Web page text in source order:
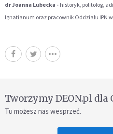
dr Joanna Lubecka - historyk, politolog,
Ignatianum oraz pracownik Oddziału IPN
Tworzymy DEON.pl dla
Tu możesz nas wesprzeć.